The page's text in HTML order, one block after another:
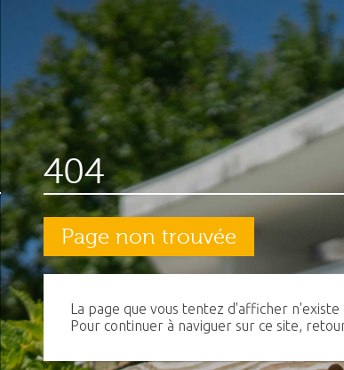
404
Page non trouvée
La page que vous tentez d'afficher n'existe
Pour continuer à naviguer sur ce site,